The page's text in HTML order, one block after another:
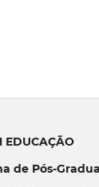
EDUCAÇÃO
de Pós-